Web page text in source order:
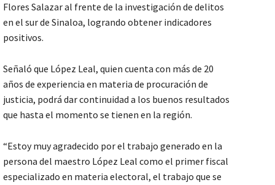
Flores Salazar al frente de la investigación de delitos
en el sur de Sinaloa, logrando obtener indicadores
positivos.
Señaló que López Leal, quien cuenta con más de 20
años de experiencia en materia de procuración de
justicia, podrá dar continuidad a los buenos resultados
que hasta el momento se tienen en la región.
“Estoy muy agradecido por el trabajo generado en la
persona del maestro López Leal como el primer fiscal
especializado en materia electoral, el trabajo que se